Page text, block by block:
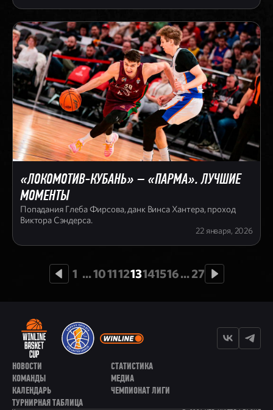
«ЛОКОМОТИВ-КУБАНЬ» – «ПАРМА». ЛУЧШИЕ
МОМЕНТЫ
Попадания Глеба Фирсова, данк Винса Хантера, проход
Виктора Сэндерса.
22 января, 2026
1 ...10111213141516...27
НОВОСТИ
КОМАНДЫ
КАЛЕНДАРЬ
ТУРНИРНАЯ ТАБЛИЦА
СТАТИСТИКА
МЕДИА
ЧЕМПИОНАТ ЛИГИ